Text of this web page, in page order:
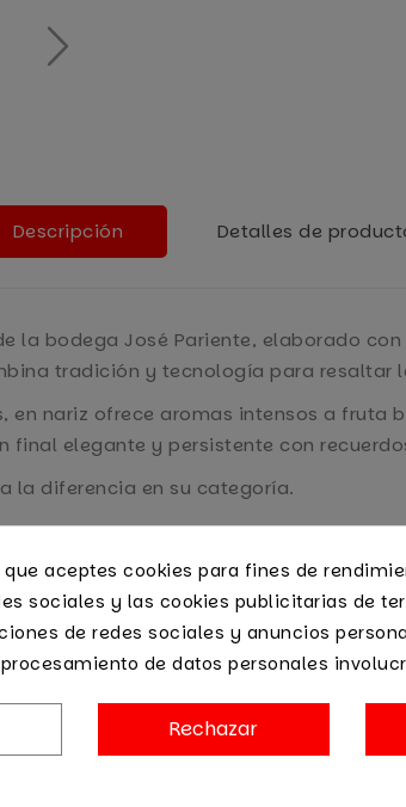
Descripción Detalles de
la bodega José Pariente, elaborado
tradición y tecnología para resaltar
nariz ofrece aromas intensos a fruta
final elegante y persistente con
la diferencia en su categoría.
aceptes cookies para fines de
sociales y las cookies publicitarias de
de redes sociales y anuncios
de datos personales
Rechazar